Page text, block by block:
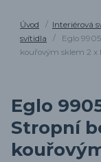
Úvod Interiérová
svítidla
Eglo
kouřovým sklem 2 x
Eglo
Stropní